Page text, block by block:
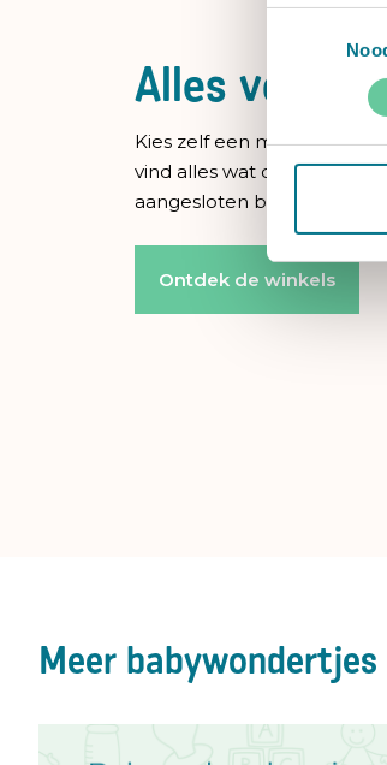
Alles voor de
Kies zelf een mooi item
vind alles wat op je
aangesloten babywinkels
Ontdek de winkels
Meer babywondertjes